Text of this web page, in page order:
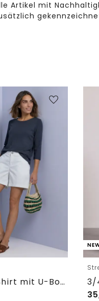
Artikel mit
3/4-Arm Shirt mit U-Boot-Ausschnitt